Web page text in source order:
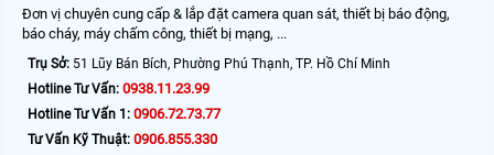
Đơn vị chuyên cung cấp & lắp đặt camera quan sát, thiết bị báo động,
báo cháy, máy chấm công, thiết bị mạng, ...
Trụ Sở: 51 Lũy Bán Bích, Phường Phú Thạnh, TP. Hồ Chí Minh
Hotline Tư Vấn: 0938.11.23.99
Hotline Tư Vấn 1: 0906.72.73.77
Tư Vấn Kỹ Thuật: 0906.855.330